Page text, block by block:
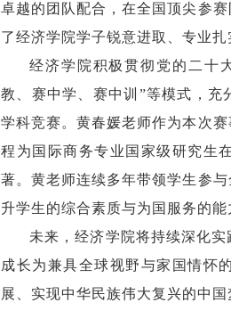
卓越的团队配合，在全国顶尖参
了经济学院学子锐意进取、专业扎
经济学院积极贯彻党的二十
教、赛中学、赛中训”等模式，
学科竞赛。黄春媛老师作为本次
程为国际商务专业国家级研究生
著。黄老师连续多年带领学生参
升学生的综合素质与为国服务的
未来，经济学院将持续深化
成长为兼具全球视野与家国情怀
展、实现中华民族伟大复兴的中国